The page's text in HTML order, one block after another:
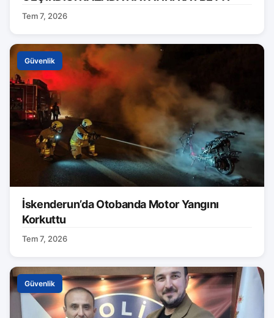
Tem 7, 2026
Güvenlik
İskenderun’da Otobanda Motor Yangını
Korkuttu
Tem 7, 2026
Güvenlik